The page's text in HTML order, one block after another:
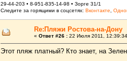
29-44-203 • 8-951-835-14-98 • Зорге 31/1
Следите за горящими в соцсетях: Вконтакте
Re:Пляжи Ростова-на-Дону
« Ответ #26 : 22 Июля 2011,
Этот пляж платный? Кто знает, на